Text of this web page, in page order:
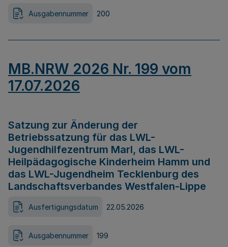
Ausgabennummer 200
MB.NRW 2026 Nr. 199 vom
17.07.2026
Satzung zur Änderung der
Betriebssatzung für das LWL-
Jugendhilfezentrum Marl, das LWL-
Heilpädagogische Kinderheim Hamm und
das LWL-Jugendheim Tecklenburg des
Landschaftsverbandes Westfalen-Lippe
Ausfertigungsdatum 22.05.2026
Ausgabennummer 199